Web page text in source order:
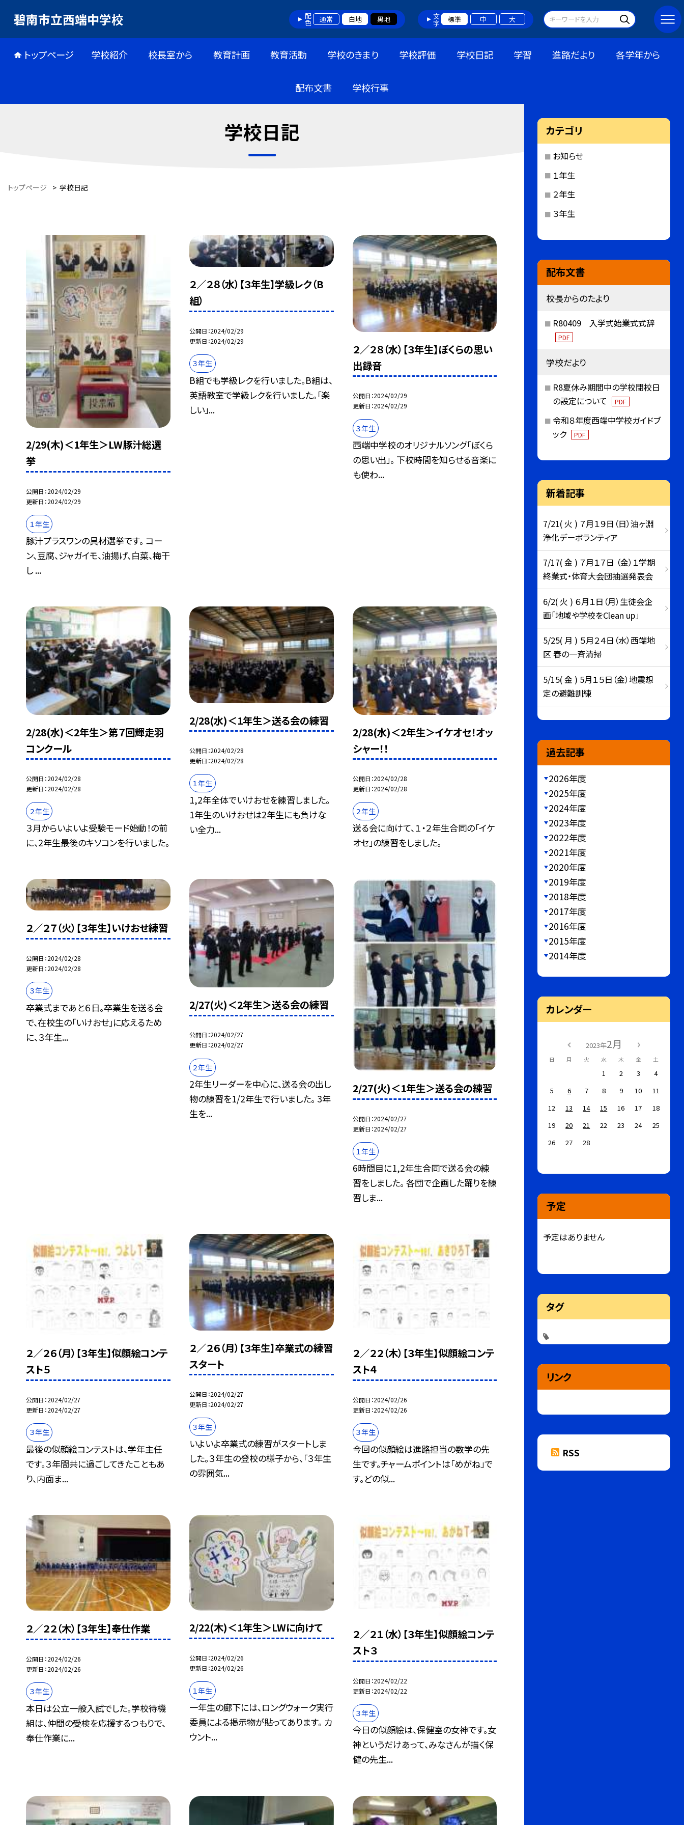
碧南市立西端中学校 配色 通常 白地 黒地 文字 標準 中 大
トップページ 学校紹介 校長室から 教育計画 教育活動 学校のきまり 学校評価 学校日記 学習 進路だより 各学年から
配布文書 学校行事
学校日記
トップページ > 学校日記
2/29(木)＜1年生＞LW豚汁総選
挙
公開日 2024/02/29
更新日 2024/02/29
１年生
豚汁プラスワンの具材選挙です。 コー
ン、豆腐、ジャガイモ、油揚げ、白菜、梅干
し ...
２／２８（水）【３年生】学級レク（B
組）
公開日 2024/02/29
更新日 2024/02/29
３年生
B組でも学級レクを行いました。B組は、
英語教室で学級レクを行いました。「楽
しい」...
２／２８（水）【３年生】ぼくらの思い
出録音
公開日 2024/02/29
更新日 2024/02/29
３年生
西端中学校のオリジナルソング「ぼくら
の思い出」。 下校時間を知らせる音楽に
も使わ...
2/28(水)＜2年生＞第７回輝走羽
コンクール
公開日 2024/02/28
更新日 2024/02/28
２年生
３月からいよいよ受験モード始動！の前
に、2年生最後のキソコンを行いました。
2/28(水)＜1年生＞送る会の練習
公開日 2024/02/28
更新日 2024/02/28
１年生
1,2年全体でいけおせを練習しました。
1年生のいけおせは2年生にも負けな
い全力...
2/28(水)＜2年生＞イケオセ！オッ
シャー！！
公開日 2024/02/28
更新日 2024/02/28
２年生
送る会に向けて、１・２年生合同の「イケ
オセ」の練習をしました。
２／２７（火）【３年生】いけおせ練習
公開日 2024/02/28
更新日 2024/02/28
３年生
卒業式まであと６日。卒業生を送る会
で、在校生の「いけおせ」に応えるため
に、３年生...
2/27(火)＜2年生＞送る会の練習
公開日 2024/02/27
更新日 2024/02/27
２年生
2年生リーダーを中心に、送る会の出し
物の練習を1/2年生で行いました。 3年
生を...
2/27(火)＜1年生＞送る会の練習
公開日 2024/02/27
更新日 2024/02/27
１年生
6時間目に1,2年生合同で送る会の練
習をしました。 各団で企画した踊りを練
習しま...
２／２６（月）【３年生】似顔絵コンテ
スト５
公開日 2024/02/27
更新日 2024/02/27
３年生
最後の似顔絵コンテストは、学年主任
です。３年間共に過ごしてきたこともあ
り、内面ま...
２／２６（月）【３年生】卒業式の練習
スタート
公開日 2024/02/27
更新日 2024/02/27
３年生
いよいよ卒業式の練習がスタートしま
した。３年生の登校の様子から、「３年生
の雰囲気...
２／２２（木）【３年生】似顔絵コンテ
スト４
公開日 2024/02/26
更新日 2024/02/26
３年生
今回の似顔絵は進路担当の数学の先
生です。チャームポイントは「めがね」で
す。どの似...
２／２２（木）【３年生】奉仕作業
公開日 2024/02/26
更新日 2024/02/26
３年生
本日は公立一般入試でした。学校待機
組は、仲間の受検を応援するつもりで、
奉仕作業に...
2/22(木)＜1年生＞LWに向けて
公開日 2024/02/26
更新日 2024/02/26
１年生
一年生の廊下には、ロングウォーク実行
委員による掲示物が貼ってあります。 カ
ウント...
２／２１（水）【３年生】似顔絵コンテ
スト３
公開日 2024/02/22
更新日 2024/02/22
３年生
今日の似顔絵は、保健室の女神です。女
神というだけあって、みなさんが描く保
健の先生...
カテゴリ
お知らせ
１年生
２年生
３年生
配布文書
校長からのたより
R80409 入学式始業式式辞
PDF
学校だより
R8夏休み期間中の学校閉校日
の設定について
PDF
令和８年度西端中学校ガイドブ
ック
PDF
新着記事
7/21( 火 ) ７月１９日（日）油ヶ淵
浄化デーボランティア
7/17( 金 ) ７月１７日 （金）１学期
終業式・体育大会団抽選発表会
6/2( 火 ) ６月１日（月）生徒会企
画「地域や学校をClean up」
5/25( 月 ) ５月２４日（水）西端地
区 春の一斉清掃
5/15( 金 ) 5月１５日（金）地震想
定の避難訓練
過去記事
2026年度
2025年度
2024年度
2023年度
2022年度
2021年度
2020年度
2019年度
2018年度
2017年度
2016年度
2015年度
2014年度
カレンダー
2023年2月
日 月 火 水 木 金 土
1 2 3
4
5
6 7 8 9 10
11
12
13 14 15 16 17
18
19
20 21 22 23 24
25
26
27 28
予定
予定はありません
タグ
リンク
RSS